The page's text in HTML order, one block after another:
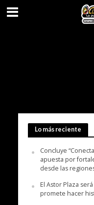
Lo más reciente
Concluye
apuesta por
desde las
El Astor Plaza
promete hacer